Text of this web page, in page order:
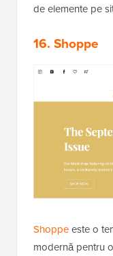
de elemente pe
16. Shoppe
Shoppeeste o
modernă pentru